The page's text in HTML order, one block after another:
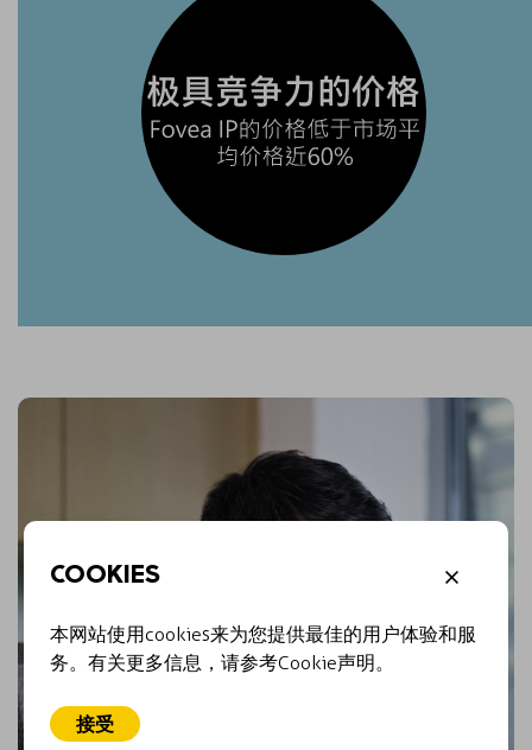
COOKIES
本网站使用cookies来为您提供最佳的用户体验和服
务。有关更多信息，请参考Cookie声明。
接受